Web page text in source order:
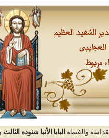
والغبطة البابا الأنبا شنوده الثالث